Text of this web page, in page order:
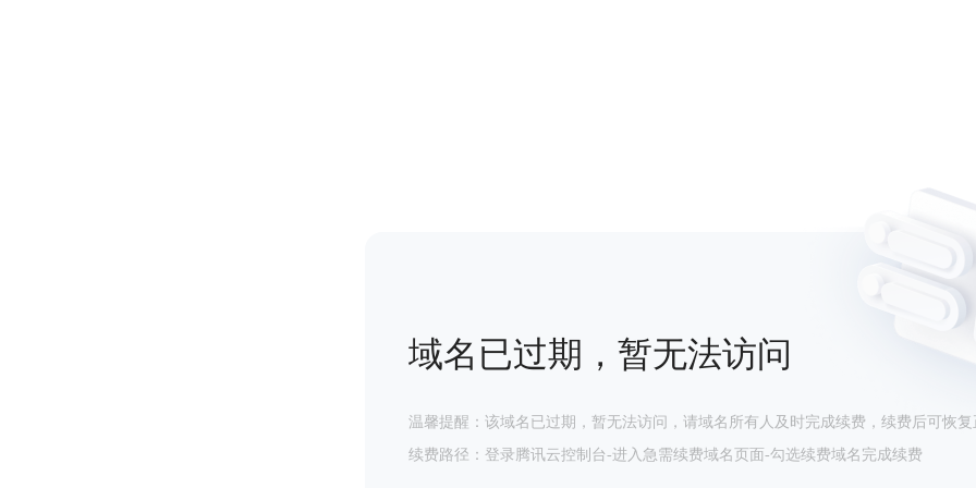
域名已过期，暂无法访问
温馨提醒：该域名已过期，暂无法访问，请域名所有人及时完成续费，续费后可恢复
续费路径：登录腾讯云控制台-进入急需续费域名页面-勾选续费域名完成续费